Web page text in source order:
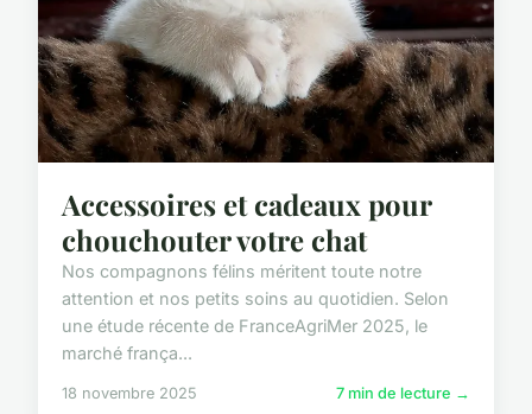
Accessoires et cadeaux pour
chouchouter votre chat
Nos compagnons félins méritent toute notre
attention et nos petits soins au quotidien. Selon
une étude récente de FranceAgriMer 2025, le
marché frança...
18 novembre 2025 7 min de lecture →